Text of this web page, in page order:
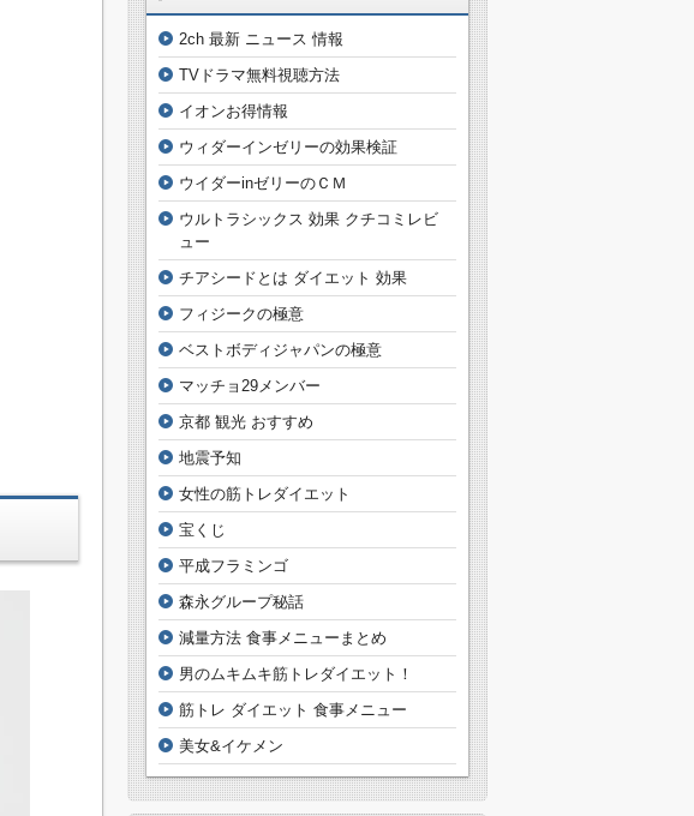
2ch 最新 ニュース 情報
TVドラマ無料視聴方法
イオンお得情報
ウィダーインゼリーの効果検証
ウイダーinゼリーのＣＭ
ウルトラシックス 効果 クチコミレビ
ュー
チアシードとは ダイエット 効果
フィジークの極意
ベストボディジャパンの極意
マッチョ29メンバー
京都 観光 おすすめ
地震予知
女性の筋トレダイエット
宝くじ
平成フラミンゴ
森永グループ秘話
減量方法 食事メニューまとめ
男のムキムキ筋トレダイエット！
筋トレ ダイエット 食事メニュー
美女&イケメン